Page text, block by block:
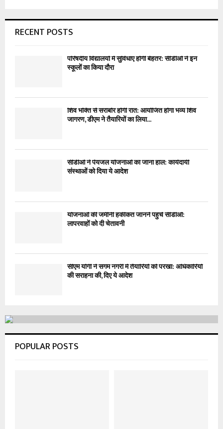
RECENT POSTS
परिषदीय विद्यालयों में सुविधाएं होंगी बेहतर: सीडीओ ने इन
स्कूलों का किया दौरा
शिव भक्ति से सराबोर होगी रात: आयोजित होगा भव्य शिव
जागरण, डीएम ने तैयारियों का लिया...
सीडीओ ने पेयजल योजनाओं का जाना हाल: कार्यदायी
संस्थाओं को दिया ये आदेश
योजनाओं की जमीनी हकीकत जानने पहुंचे सीडीओ:
लापरवाहों को दी चेतावनी
सीएम योगी ने संगम नगरी में तैयारियों को परखा: अधिकारियों
की सराहना की, दिए ये आदेश
POPULAR POSTS